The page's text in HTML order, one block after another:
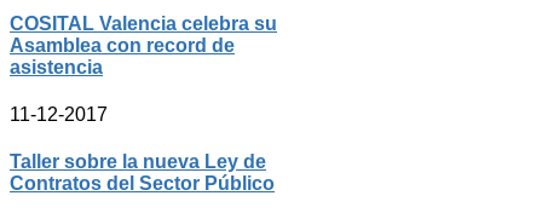
COSITAL Valencia celebra su
Asamblea con record de
asistencia
11-12-2017
Taller sobre la nueva Ley de
Contratos del Sector Público